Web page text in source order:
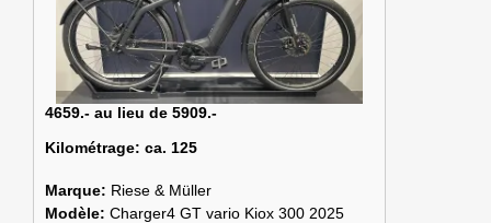
4659.- au lieu de 5909.-
Kilométrage: ca. 125
Marque: Riese & Müller
Modèle: Charger4 GT vario Kiox 300 2025